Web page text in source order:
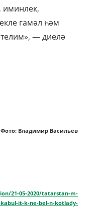
иминлек,
гамәл һәм
— диелә
Фото: Владимир Васильев
21-05-2020/tatarstan-m-
it-k-ne-bel-n-kotlady-